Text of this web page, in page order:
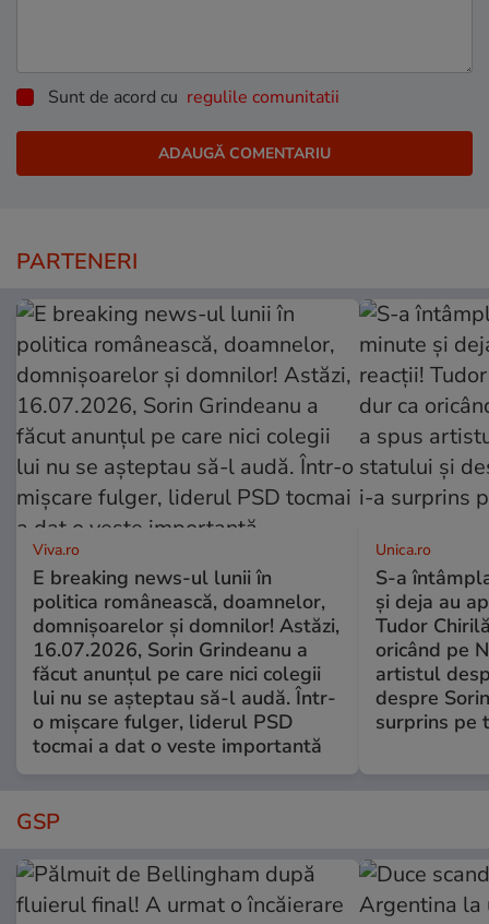
Sunt de acord cu regulile comunitatii
PARTENERI
Viva.ro
E breaking news-ul lunii în
politica românească, doamnelor,
domnișoarelor și domnilor! Astăzi,
16.07.2026, Sorin Grindeanu a
făcut anunțul pe care nici colegii
lui nu se așteptau să-l audă. Într-
o mișcare fulger, liderul PSD
tocmai a dat o veste importantă
Unica.ro
S-a
și deja au
Tudor
oricând pe
artistul
despre
surprins pe
GSP